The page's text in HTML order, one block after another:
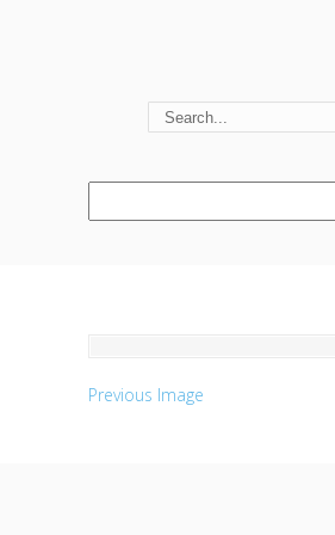
Previous Image